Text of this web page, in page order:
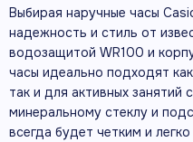
Выбирая наручные часы
надежность и стиль от
водозащитой WR100 и
часы идеально подходят
так и для активных занятий
минеральному стеклу и
всегда будет четким и